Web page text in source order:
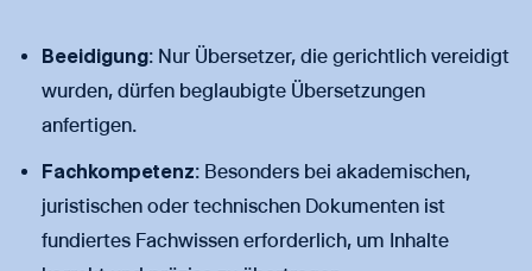
Beeidigung: Nur Übersetzer, die gerichtlich vereidigt
wurden, dürfen beglaubigte Übersetzungen
anfertigen.
Fachkompetenz: Besonders bei akademischen,
juristischen oder technischen Dokumenten ist
fundiertes Fachwissen erforderlich, um Inhalte